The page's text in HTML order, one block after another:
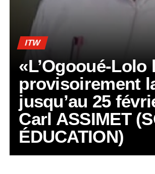
ITW
«L’Ogooué-Lolo
provisoirement
jusqu’au 25
Carl ASSIMET
ÉDUCATION)